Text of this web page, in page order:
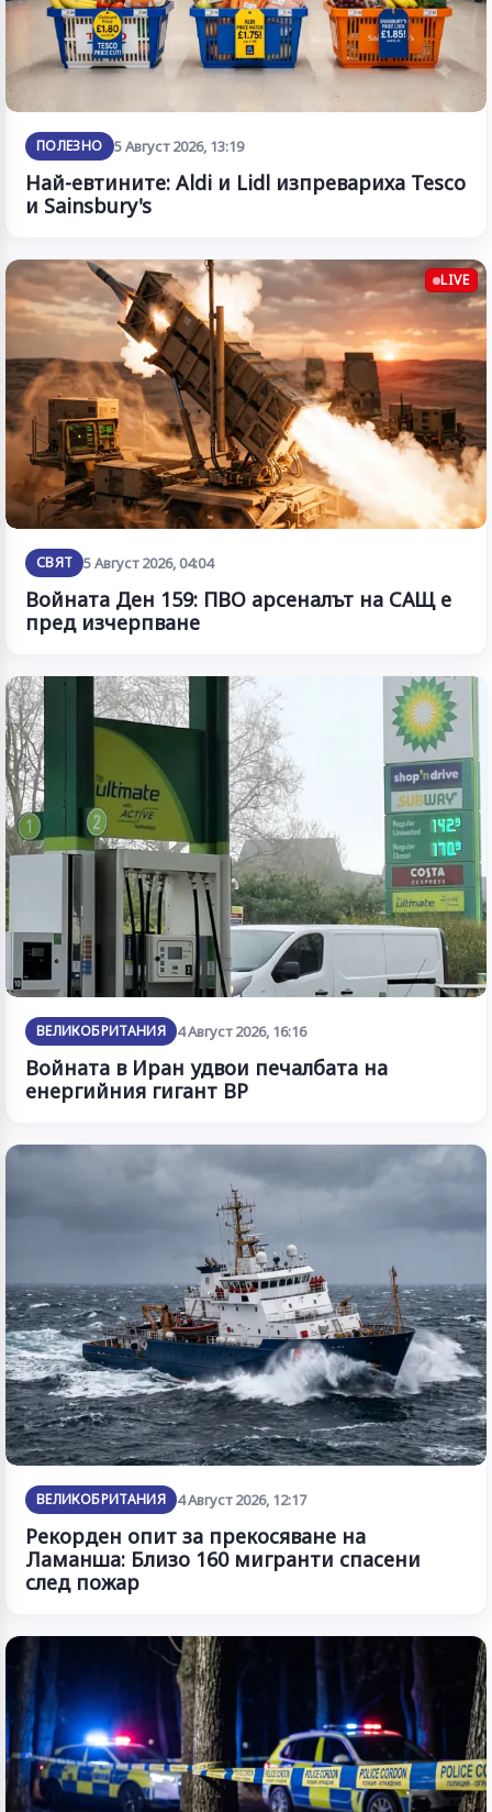
ПОЛЕЗНО 5 Август 2026, 13:19
Най-евтините: Aldi и Lidl изпревариха Tesco
и Sainsbury's
LIVE
СВЯТ 5 Август 2026, 04:04
Войната Ден 159: ПВО арсеналът на САЩ е
пред изчерпване
ВЕЛИКОБРИТАНИЯ 4 Август 2026, 16:16
Войната в Иран удвои печалбата на
енергийния гигант BP
ВЕЛИКОБРИТАНИЯ 4 Август 2026, 12:17
Рекорден опит за прекосяване на
Ламанша: Близо 160 мигранти спасени
след пожар